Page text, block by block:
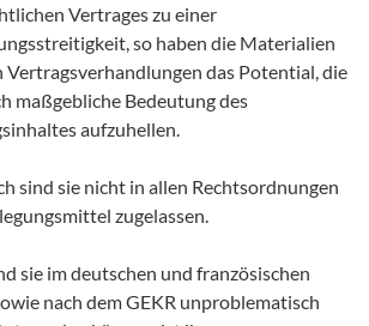
Vertrages zu einer
so haben die Materialien
Vertragsverhandlungen das Potential, die
maßgebliche Bedeutung des
aufzuhellen.
sind sie nicht in allen Rechtsordnungen
zugelassen.
sie im deutschen und französischen
nach dem GEKR unproblematisch